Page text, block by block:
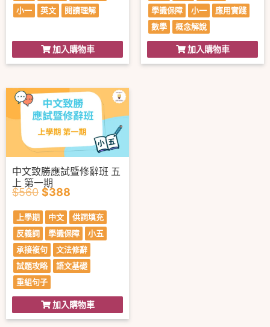
小一
英文 閱讀理解
加入購物車
學識保障
小一
應用實踐
數學
概念解說
加入購物車
中文致勝應試暨修辭班 五
上 第一期
$560 $388
上學期 中文
供詞填充
反義詞
學識保障
小五
承接複句
文法修辭
試題攻略
語文基礎
重組句子
加入購物車